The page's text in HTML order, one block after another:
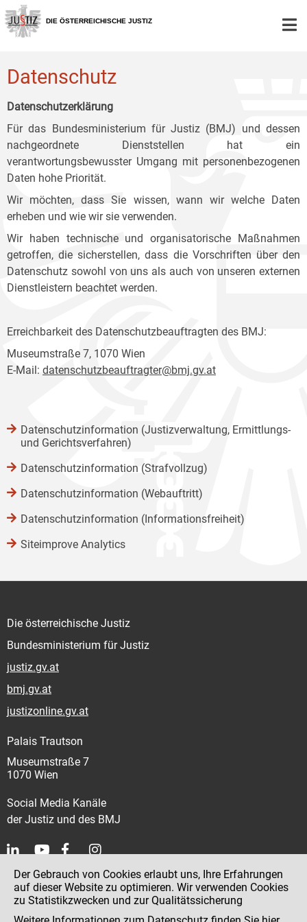
Zur
Hauptnavigation
[1]
Zum
Inhalt
[2]
Zum
Untermenü
[3]
DIE ÖSTERREICHISCHE JUSTIZ
Datenschutz
Datenschutzerklärung
Für das Bundesministerium für Justiz (BMJ) und dessen
nachgeordnete Dienststellen hat ein
verantwortungsbewusster Umgang mit personenbezogenen
Daten hohe Priorität.
Wir möchten, dass Sie wissen, wann wir welche Daten
erheben und wie wir sie verwenden.
Wir haben technische und organisatorische Maßnahmen
getroffen, die sicherstellen, dass die Vorschriften über den
Datenschutz sowohl von uns als auch von unseren externen
Dienstleistern beachtet werden.
Erreichbarkeit des Datenschutzbeauftragten des BMJ:
Museumstraße 7, 1070 Wien
E-Mail: datenschutzbeauftragter@bmj.gv.at
Datenschutzinformation (Justizverwaltung, Ermittlungs-
und Gerichtsverfahren)
Datenschutzinformation (Strafvollzug)
Datenschutzinformation (Webauftritt)
Datenschutzinformation (Informationsfreiheit)
Siteimprove Analytics
Die österreichische Justiz
Bundesministerium für Justiz
justiz.gv.at
bmj.gv.at
justizonline.gv.at
Palais Trautson
Museumstraße 7
1070 Wien
Social Media Kanäle
der Justiz und des BMJ
Kontakt
Impressum
Der Gebrauch von Cookies erlaubt uns, Ihre Erfahrungen
auf dieser Website zu optimieren. Wir verwenden Cookies
zu Statistikzwecken und zur Qualitätssicherung